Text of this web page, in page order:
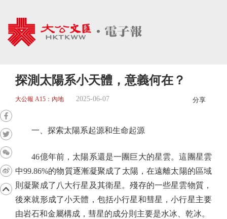
探測太陽系小天體，意義何在？
大公報 A15：內地 2025-06-07 分享
一、探索太陽系起源和生命起源
46億年前，太陽系還是一團巨大的星雲。這團星雲
中99.86%的物質逐漸凝聚成了太陽，在遠離太陽的區域
則凝聚成了八大行星及其衛星。殘存的一些星雲物質，
後來就形成了小天體，包括小行星和彗星，小行星主要
由岩石和金屬構成，彗星的成分則主要是水冰、乾冰。